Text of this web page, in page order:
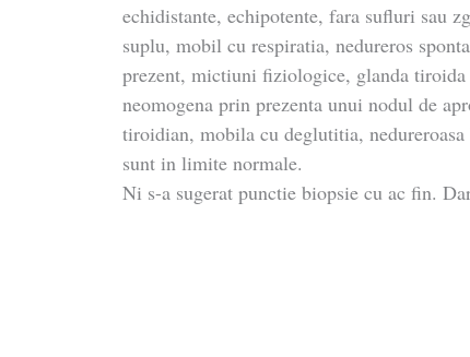
echidistante, echipotente, fara sufluri sau
suplu, mobil cu respiratia, nedureros
prezent, mictiuni fiziologice, glanda tiroida
neomogena prin prezenta unui nodul de
tiroidian, mobila cu deglutitia,
sunt in limite normale.
Ni s-a sugerat punctie biopsie cu ac fin.